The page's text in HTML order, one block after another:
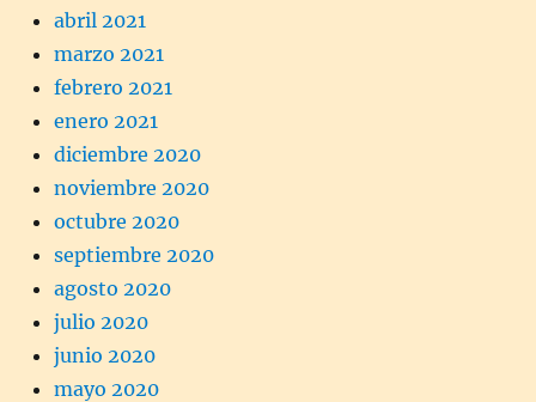
abril 2021
marzo 2021
febrero 2021
enero 2021
diciembre 2020
noviembre 2020
octubre 2020
septiembre 2020
agosto 2020
julio 2020
junio 2020
mayo 2020